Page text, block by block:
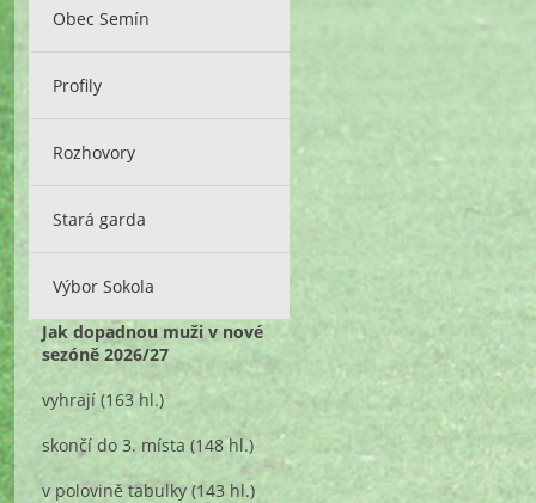
Obec Semín
Profily
Rozhovory
Stará garda
Výbor Sokola
Jak dopadnou muži v nové
sezóně 2026/27
vyhrají (163 hl.)
skončí do 3. místa (148 hl.)
v polovině tabulky (143 hl.)